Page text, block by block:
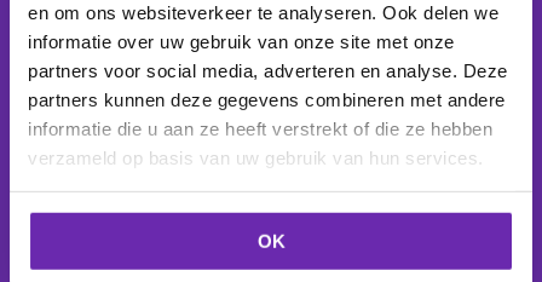
en om ons websiteverkeer te analyseren. Ook delen we
informatie over uw gebruik van onze site met onze
partners voor social media, adverteren en analyse. Deze
partners kunnen deze gegevens combineren met andere
informatie die u aan ze heeft verstrekt of die ze hebben
verzameld op basis van uw gebruik van hun services.
OK
Producten
Domeinnaam
E-mail
Webhosting
Webshop